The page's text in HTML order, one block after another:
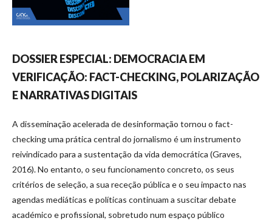
DOSSIER ESPECIAL: DEMOCRACIA EM
VERIFICAÇÃO: FACT-CHECKING, POLARIZAÇÃO
E NARRATIVAS DIGITAIS
A disseminação acelerada de desinformação tornou o fact-
checking uma prática central do jornalismo é um instrumento
reivindicado para a sustentação da vida democrática (Graves,
2016). No entanto, o seu funcionamento concreto, os seus
critérios de seleção, a sua receção pública e o seu impacto nas
agendas mediáticas e políticas continuam a suscitar debate
académico e profissional, sobretudo num espaço público